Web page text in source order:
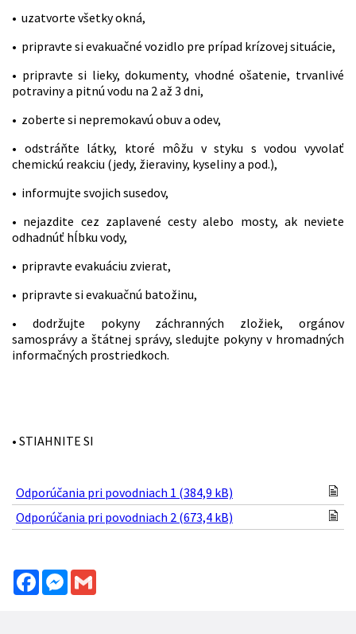
• uzatvorte všetky okná,
• pripravte si evakuačné vozidlo pre prípad krízovej situácie,
• pripravte si lieky, dokumenty, vhodné ošatenie, trvanlivé
potraviny a pitnú vodu na 2 až 3 dni,
• zoberte si nepremokavú obuv a odev,
• odstráňte látky, ktoré môžu v styku s vodou vyvolať
chemickú reakciu (jedy, žieraviny, kyseliny a pod.),
• informujte svojich susedov,
• nejazdite cez zaplavené cesty alebo mosty, ak neviete
odhadnúť hĺbku vody,
• pripravte evakuáciu zvierat,
• pripravte si evakuačnú batožinu,
• dodržujte pokyny záchranných zložiek, orgánov
samosprávy a štátnej správy, sledujte pokyny v hromadných
informačných prostriedkoch.
• STIAHNITE SI
Odporúčania pri povodniach 1 (384,9 kB)
Odporúčania pri povodniach 2 (673,4 kB)
FacebookMessenger